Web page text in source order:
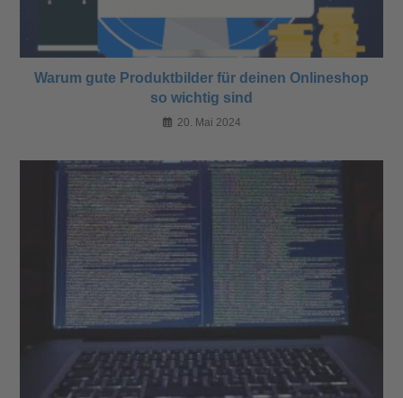
Warum gute Produktbilder für deinen Onlineshop
so wichtig sind
20. Mai 2024